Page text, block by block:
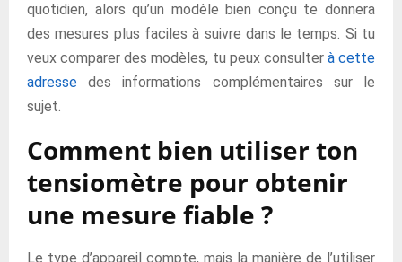
quotidien, alors qu’un modèle bien conçu te donnera
des mesures plus faciles à suivre dans le temps. Si tu
veux comparer des modèles, tu peux consulter à cette
adresse des informations complémentaires sur le
sujet.
Comment bien utiliser ton
tensiomètre pour obtenir
une mesure fiable ?
Le type d’appareil compte, mais la manière de l’utiliser